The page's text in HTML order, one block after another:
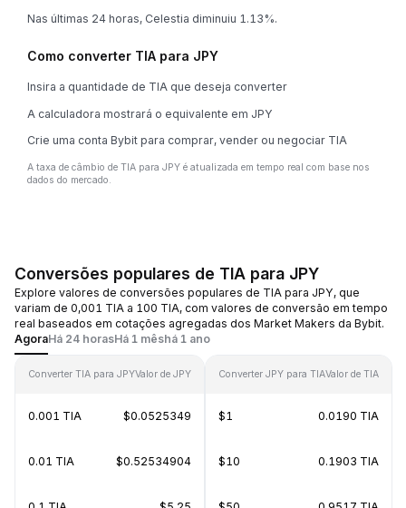
Nas últimas 24 horas, Celestia diminuiu 1.13%.
Como converter TIA para JPY
Insira a quantidade de TIA que deseja converter
A calculadora mostrará o equivalente em JPY
Crie uma conta Bybit para comprar, vender ou negociar TIA
A taxa de câmbio de TIA para JPY é atualizada em tempo real com base nos
dados do mercado.
Conversões populares de TIA para JPY
Explore valores de conversões populares de TIA para JPY, que
variam de 0,001 TIA a 100 TIA, com valores de conversão em tempo
real baseados em cotações agregadas dos Market Makers da Bybit.
AgoraHá 24 horasHá 1 mêshá 1 ano
Converter TIA para JPYValor de JPY
0.001 TIA $0.0525349
0.01 TIA $0.52534904
Converter JPY para TIAValor de TIA
$1 0.0190 TIA
$10 0.1903 TIA